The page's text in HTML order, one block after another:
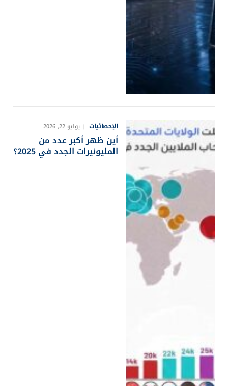
الإحصائيات يوليو 22, 2026
أين ظهر أكبر عدد من
المليونيرات الجدد في 2025؟